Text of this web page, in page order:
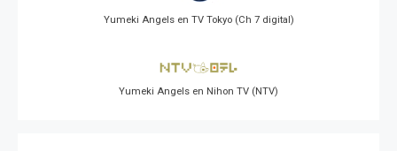
Yumeki Angels en TV Tokyo (Ch 7 digital)
Yumeki Angels en Nihon TV (NTV)